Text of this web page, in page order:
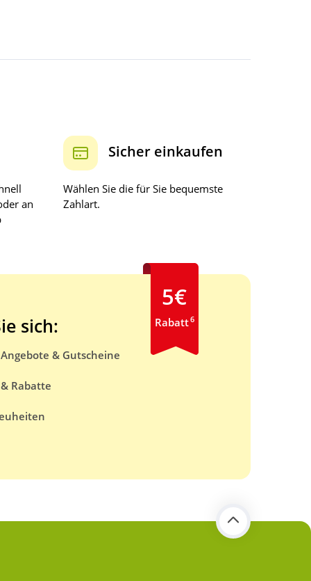
an
Sicher einkaufen
Wählen Sie die für Sie bequemste
Zahlart.
sich:
& Gutscheine
Rabatte
5€
Rabatt6